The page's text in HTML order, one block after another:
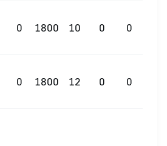
0 1800 10 0 0
0 1800 12 0 0